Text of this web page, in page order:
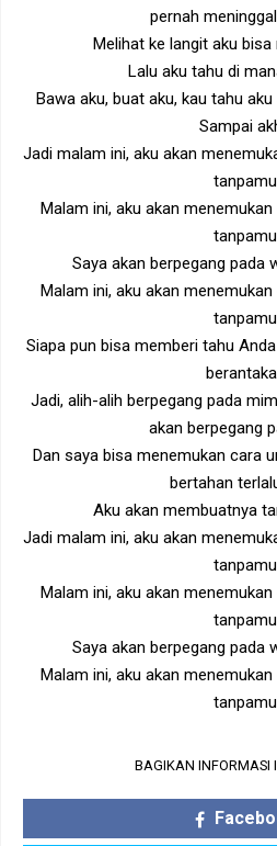
pernah
Melihat ke langit aku
Lalu aku tahu di
Bawa aku, buat aku, kau tahu
Sampai
Jadi malam ini, aku akan
tanpamu
Malam ini, aku akan
tanpamu
Saya akan berpegang pada
Malam ini, aku akan
tanpamu
Siapa pun bisa memberi tahu
Jadi, alih-alih berpegang pada
akan berpegang
Dan saya bisa menemukan cara
bertahan
Aku akan membuatnya
Jadi malam ini, aku akan
tanpamu
Malam ini, aku akan
tanpamu
Saya akan berpegang pada
Malam ini, aku akan
tanpamu
BAGIKAN INFORMASI